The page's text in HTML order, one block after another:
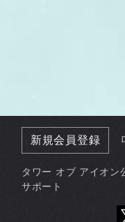
新規会員登録
タワー オブ アイオン
サポート